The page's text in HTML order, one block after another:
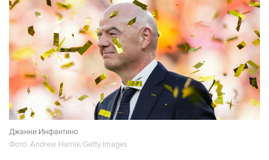
Джанни Инфантино
Фото: Andrew Harnik/Getty Images